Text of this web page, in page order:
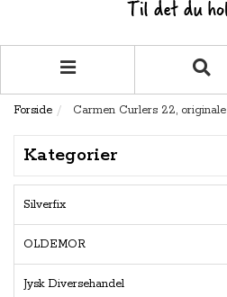
Forside Carmen Curlers 22, originale
Kategorier
Silverfix
OLDEMOR
Jysk Diversehandel